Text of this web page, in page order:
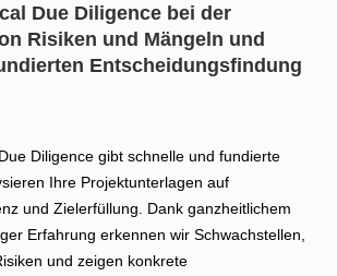
Due Diligence bei der
Risiken und Mängeln und
Entscheidungsfindung
Diligence gibt schnelle und fundierte
Ihre Projektunterlagen auf
und Zielerfüllung. Dank ganzheitlichem
Erfahrung erkennen wir Schwachstellen,
und zeigen konkrete